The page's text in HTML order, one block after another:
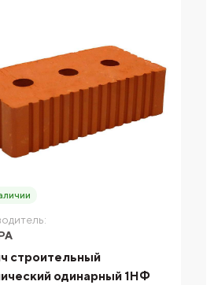
строительный
одинарный 1НФ